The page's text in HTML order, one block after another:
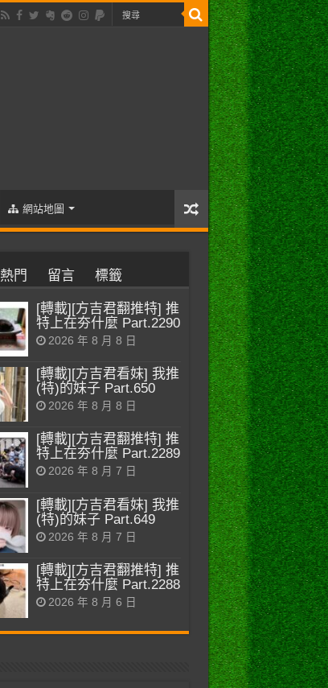
網站地圖
熱門 留言 標籤
[轉載][方吉君翻推特] 推
特上在夯什麼 Part.2290
2026 年 8 月 8 日
[轉載][方吉君看妹] 我推
(特)的妹子 Part.650
2026 年 8 月 8 日
[轉載][方吉君翻推特] 推
特上在夯什麼 Part.2289
2026 年 8 月 7 日
[轉載][方吉君看妹] 我推
(特)的妹子 Part.649
2026 年 8 月 7 日
[轉載][方吉君翻推特] 推
特上在夯什麼 Part.2288
2026 年 8 月 6 日